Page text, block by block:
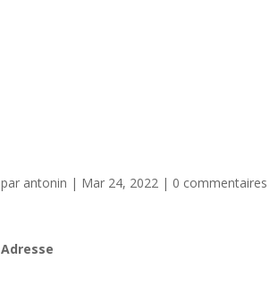
par antonin | Mar 24, 2022 | 0 commentaires
Adresse